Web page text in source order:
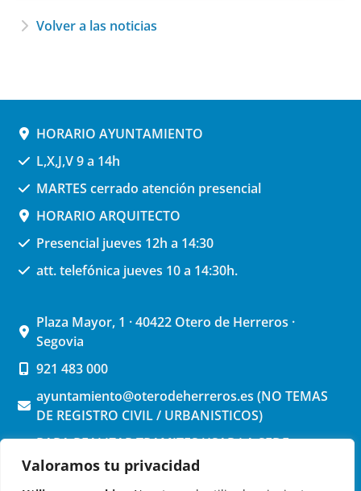
Valoramos tu privacidad
Volver a las noticias
HORARIO AYUNTAMIENTO
L,X,J,V 9 a 14h
MARTES cerrado atención presencial
HORARIO ARQUITECTO
Presencial jueves 12h a 14:30
att. telefónica jueves 10 a 14:30h.
Plaza Mayor, 1 · 40422 Otero de Herreros ·
Segovia
921 483 000
ayuntamiento@oterodeherreros.es (NO TEMAS
DE REGISTRO CIVIL / URBANISTICOS)
PARA REALIZAR TRAMITES USAR LA SEDE
ELECTRONICA (pinchar aquí)